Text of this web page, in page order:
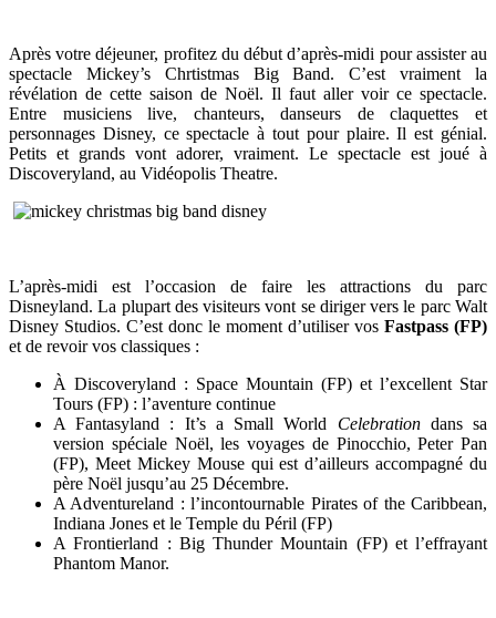
Après votre déjeuner, profitez du début d’après-midi pour assister au
spectacle Mickey’s Chrtistmas Big Band. C’est vraiment la
révélation de cette saison de Noël. Il faut aller voir ce spectacle.
Entre musiciens live, chanteurs, danseurs de claquettes et
personnages Disney, ce spectacle à tout pour plaire. Il est génial.
Petits et grands vont adorer, vraiment. Le spectacle est joué à
Discoveryland, au Vidéopolis Theatre.
L’après-midi est l’occasion de faire les attractions du parc
Disneyland. La plupart des visiteurs vont se diriger vers le parc Walt
Disney Studios. C’est donc le moment d’utiliser vos Fastpass (FP)
et de revoir vos classiques :
À Discoveryland : Space Mountain (FP) et l’excellent Star
Tours (FP) : l’aventure continue
A Fantasyland : It’s a Small World Celebration dans sa
version spéciale Noël, les voyages de Pinocchio, Peter Pan
(FP), Meet Mickey Mouse qui est d’ailleurs accompagné du
père Noël jusqu’au 25 Décembre.
A Adventureland : l’incontournable Pirates of the Caribbean,
Indiana Jones et le Temple du Péril (FP)
A Frontierland : Big Thunder Mountain (FP) et l’effrayant
Phantom Manor.